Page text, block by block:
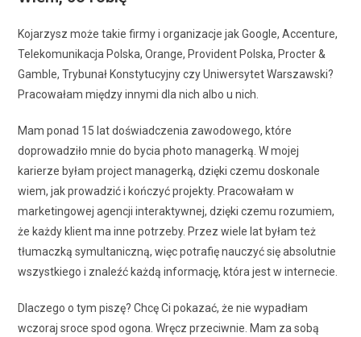
Kojarzysz może takie firmy i organizacje jak Google, Accenture,
Telekomunikacja Polska, Orange, Provident Polska, Procter &
Gamble, Trybunał Konstytucyjny czy Uniwersytet Warszawski?
Pracowałam między innymi dla nich albo u nich.
Mam ponad 15 lat doświadczenia zawodowego, które
doprowadziło mnie do bycia photo managerką. W mojej
karierze byłam project managerką, dzięki czemu doskonale
wiem, jak prowadzić i kończyć projekty. Pracowałam w
marketingowej agencji interaktywnej, dzięki czemu rozumiem,
że każdy klient ma inne potrzeby. Przez wiele lat byłam też
tłumaczką symultaniczną, więc potrafię nauczyć się absolutnie
wszystkiego i znaleźć każdą informację, która jest w internecie.
Dlaczego o tym piszę? Chcę Ci pokazać, że nie wypadłam
wczoraj sroce spod ogona. Wręcz przeciwnie. Mam za sobą